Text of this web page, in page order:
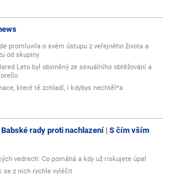
promluvila o svém ústupu z veřejného života a
od skupiny
Leto byl obviněný ze sexuálního obtěžování a
které tě zchladí, i kdybys nechtěl*a
Babské rady proti nachlazení S čím vším
vedrech: Co pomáhá a kdy už riskujete úpal
se z nich rychle vyléčit